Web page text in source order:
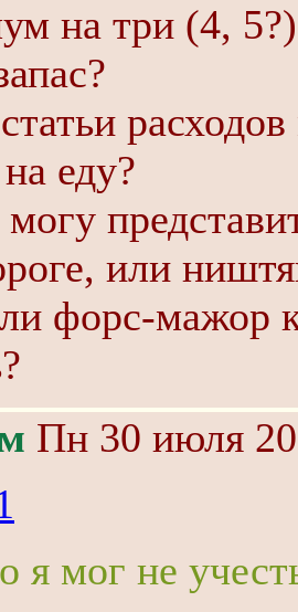
на три (4,
еду?
или
форс-мажор
Пн 30 июля
я мог не